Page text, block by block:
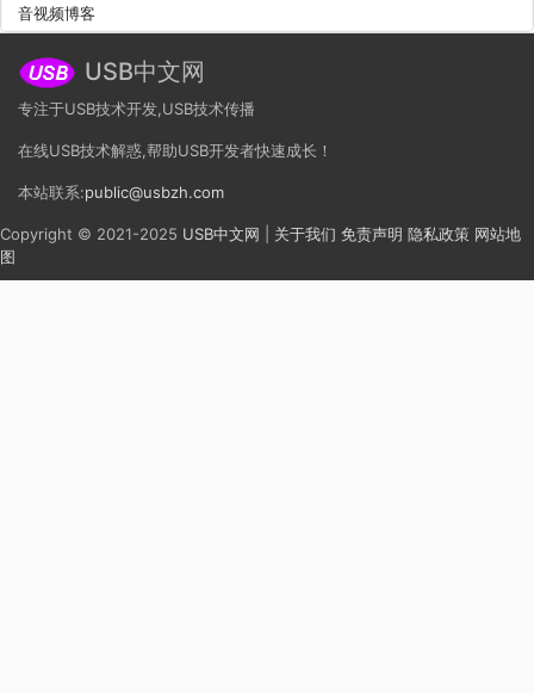
音视频博客
USB中文网
专注于USB技术开发,USB技术传播
在线USB技术解惑,帮助USB开发者快速成长！
本站联系:public@usbzh.com
Copyright © 2021-2025 USB中文网 关于我们 免责声明 隐私政策 网站地
图